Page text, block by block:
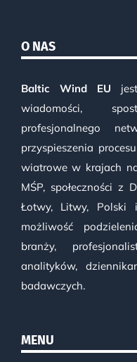
O NAS
Baltic Wind EU
wiadomości,
profesjonalnego
przyspieszenia
wiatrowe w krajach
MŚP, społeczności z
Łotwy, Litwy, Polski
możliwość
branży,
analityków,
badawczych.
MENU